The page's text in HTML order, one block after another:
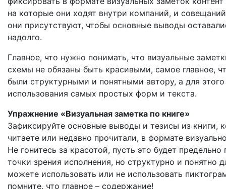
на которые они ходят внутри компаний, и
они присутствуют, чтобы основные выводы
надолго.
Главное, что нужно понимать, что визуальные
схемы не обязаны быть красивыми, самое главное,
были структурными и понятными автору, а для
использования самых простых форм и текста.
Упражнение «Визуальная заметка по книге»
Зафиксируйте основные выводы и тезисы из книги,
читаете или недавно прочитали, в формате
Не гонитесь за красотой, пусть это будет предельно
точки зрения исполнения, но структурно и понятно
можете использовать или не использовать
помните, что главное – содержание!